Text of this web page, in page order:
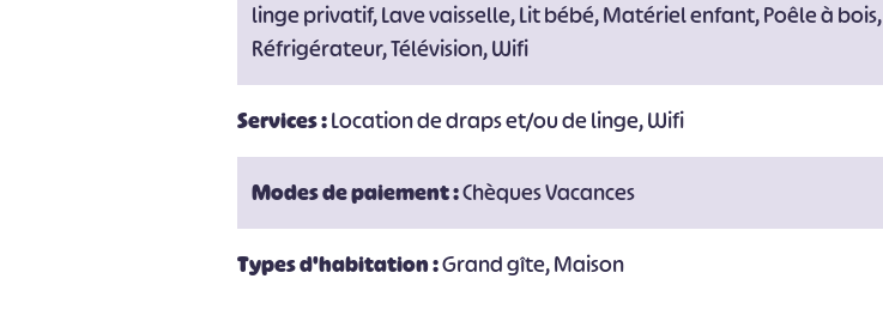
linge privatif, Lave vaisselle, Lit bébé, Matériel enfant, Poêle à bois,
Réfrigérateur, Télévision, Wifi
Services :Location de draps et/ou de linge, Wifi
Modes de paiement :Chèques Vacances
Types d'habitation :Grand gîte, Maison
# #